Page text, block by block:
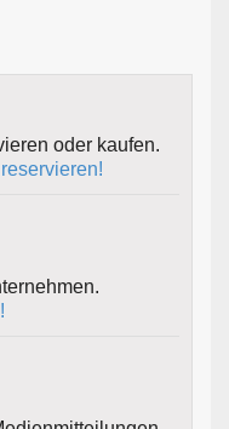
oder kaufen.